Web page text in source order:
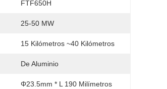
FTF650H
25-50 MW
15 Kilómetros ~40 Kilómetros
De Aluminio
Φ23.5mm * L 190 Milímetros